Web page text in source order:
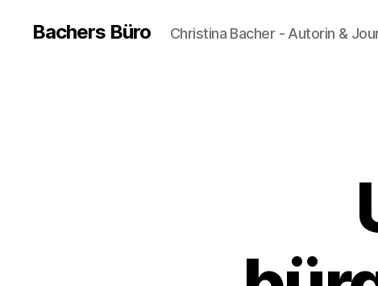
Bachers Büro Christina Bacher - Autorin &